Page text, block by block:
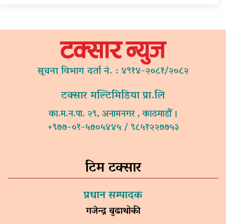
सूचना विभाग दर्ता नं. : ४९१४-२०८१/२०८२
टक्सार मल्टिमिडिया प्रा.लि
का.म.न.पा. २९, अनामनगर , काठमाडौं ।
+९७७-०१-५७०५४४५ / ९८५१२२७७५३
टिम टक्सार
प्रधान सम्पादक
गजेन्द्र बुढाथोकी